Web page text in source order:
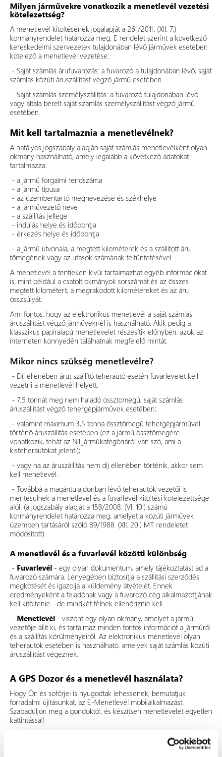
Milyen járművekre vonatkozik a menetlevél vezetési
kötelezettség?
A menetlevél kitöltésének jogalapját a 261/2011. (XII. 7.)
kormányrendelet határozza meg. E rendelet szerint a következő
kereskedelmi szervezetek tulajdonában lévő járművek esetében
kötelező a menetlevél vezetése:
- Saját számlás árufuvarozás: a fuvarozó a tulajdonában lévő, saját
számlás közúti áruszállítást végző jármű esetében.
- Saját számlás személyszállítás: a fuvarozó tulajdonában lévő
vagy általa bérelt saját számlás személyszállítást végző jármű
esetében.
Mit kell tartalmaznia a menetlevélnek?
A hatályos jogszabály alapján saját számlás menetlevélként olyan
okmány használható, amely legalább a következő adatokat
tartalmazza:
- a jármű forgalmi rendszáma
- a jármű típusa
- az üzembentartó megnevezése és székhelye
- a járművezető neve
- a szállítás jellege
- indulás helye és időpontja
- érkezés helye és időpontja
- a jármű útvonala, a megtett kilométerek és a szállított áru
tömegének vagy az utasok számának feltüntetésével
A menetlevél a fentieken kívül tartalmazhat egyéb információkat
is, mint például a csatolt okmányok sorszámát és az összes
megtett kilométert, a megrakodott kilométereket és az áru
összsúlyát.
Ami fontos, hogy az elektronikus menetlevél a saját számlás
áruszállítást végző járműveknél is használható. Akik pedig a
klasszikus papíralapú menetlevelet részesítik előnyben, azok az
interneten könnyedén találhatnak megfelelő mintát.
Mikor nincs szükség menetlevélre?
- Díj ellenében árut szállító teherautó esetén fuvarlevelet kell
vezetni a menetlevél helyett.
- 7,5 tonnát meg nem haladó össztömegű, saját számlás
áruszállítást végző tehergépjárművek esetében;
- valamint maximum 3,5 tonna össztömegű tehergépjárművel
történő áruszállítás esetében (ez a jármű össztömegére
vonatkozik, tehát az N1 járműkategóriáról van szó, ami a
kisteherautókat jelenti);
- vagy ha az áruszállítás nem díj ellenében történik, akkor sem
kell menetlevél.
- Továbbá a magántulajdonban lévő teherautók vezetői is
mentesülnek a menetlevél és a fuvarlevél kitöltési kötelezettsége
alól. (a jogszabály alapját a 158/2008. (VI. 10.) számú
kormányrendelet határozza meg, amelyet a közúti járművek
üzemben tartásáról szóló 89/1988. (XII. 20.) MT rendeletet
módosított).
A menetlevél és a fuvarlevél közötti különbség
- Fuvarlevél - egy olyan dokumentum, amely tájékoztatást ad a
fuvarozó számára. Lényegében biztosítja a szállítási szerződés
megkötését és igazolja a küldemény átvételét. Ennek
eredményeként a feladónak vagy a fuvarozó cég alkalmazottjának
kell kitöltenie - de mindkét félnek ellenőriznie kell.
- Menetlevél - viszont egy olyan okmány, amelyet a jármű
vezetője állít ki, és tartalmaz minden fontos információt a járműről
és a szállítás körülményeiről. Az elektronikus menetlevél olyan
teherautók esetében is használható, amelyek saját számlás közúti
áruszállítást végeznek.
A GPS Dozor és a menetlevél használata?
Hogy Ön és sofőrjei is nyugodtak lehessenek, bemutatjuk
forradalmi újításunkat, az E-Menetlevél mobilalkalmazást.
Szabaduljon meg a gondoktól, és készítsen menetlevelet egyetlen
kattintással!
Az alkalmazás aktiválásához vegye fel a kapcsolatot értékesítési
képviselőjével vagy az ügyfélszolgálatunkkal az info@gpsdozor.hu
címen. A szolgáltatás aktiválása szükséges a hatályos jogszabályok